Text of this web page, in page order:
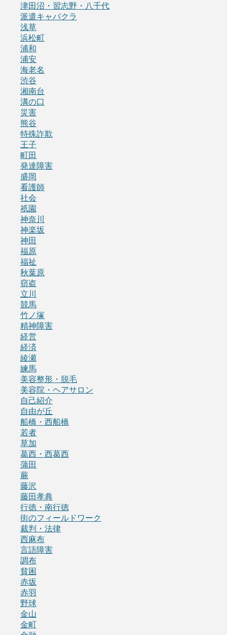
津田沼・習志野・八千代
派遣キャバクラ
浅草
浜松町
浦和
浦安
海老名
渋谷
湘南台
溝の口
災害
熊谷
特殊詐欺
王子
町田
発達障害
盛岡
看護師
社会
祇園
神奈川
神楽坂
神田
福原
福祉
秋葉原
窃盗
立川
競馬
竹ノ塚
精神障害
経営
経済
綾瀬
練馬
美容整形・脱毛
美容院・ヘアサロン
自己紹介
自由が丘
船橋・西船橋
若者
草加
葛西・西葛西
蒲田
蕨
藤沢
藤田孝典
行徳・南行徳
街のフィールドワーク
裁判・法律
西麻布
言語障害
調布
貧困
赤坂
赤羽
野球
金山
金町